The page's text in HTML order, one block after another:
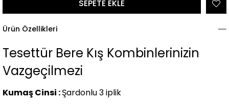
Ürün Özellikleri
Tesettür Bere Kış Kombinlerinizin
Vazgeçilmezi
Kumaş Cinsi :Şardonlu 3 iplik